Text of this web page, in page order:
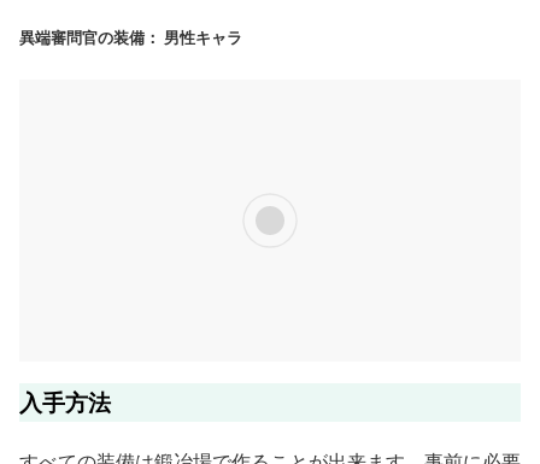
異端審問官の装備： 男性キャラ
入手方法